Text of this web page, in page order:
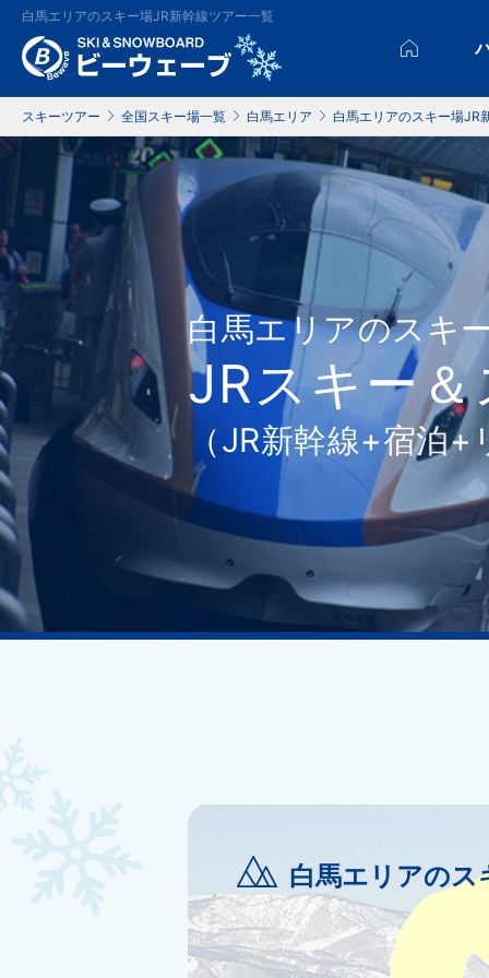
白馬エリアのスキー場JR新幹線ツアー一覧
スキーツアー 全国スキー場一覧 白馬エリア 白馬エリアのスキー場JR
白馬エリアのスキ
JRスキー
（JR新幹線+宿泊
白馬エリアのス